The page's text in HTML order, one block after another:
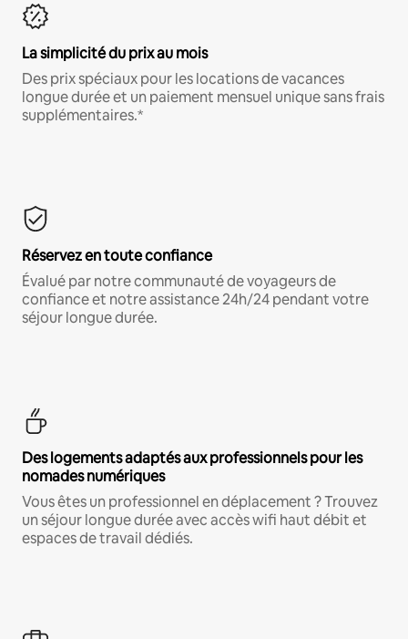
La simplicité du prix au mois
Des prix spéciaux pour les locations de vacances
longue durée et un paiement mensuel unique sans frais
supplémentaires.*
Réservez en toute confiance
Évalué par notre communauté de voyageurs de
confiance et notre assistance 24h/24 pendant votre
séjour longue durée.
Des logements adaptés aux professionnels pour les
nomades numériques
Vous êtes un professionnel en déplacement ? Trouvez
un séjour longue durée avec accès wifi haut débit et
espaces de travail dédiés.